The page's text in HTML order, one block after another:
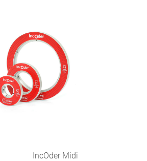
IncOder Midi